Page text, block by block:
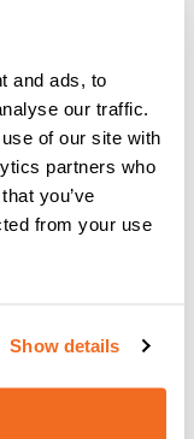
and ads, to
our traffic.
of our site with
partners who
you’ve
from your use
Show details
résistance